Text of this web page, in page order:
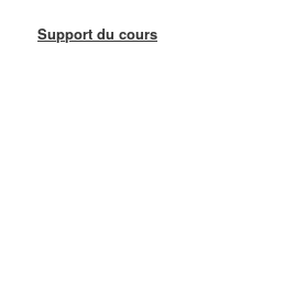
Support du cours